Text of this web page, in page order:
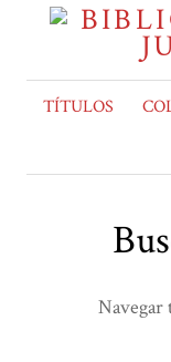
TÍTULOS
Navegar